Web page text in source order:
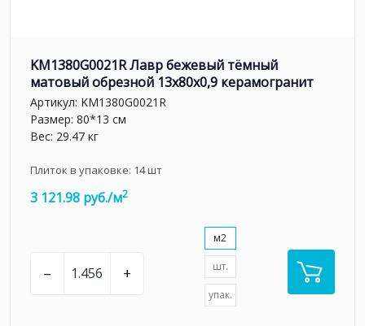
KM1380G0021R Лавр бежевый тёмный
матовый обрезной 13x80x0,9 керамогранит
Артикул: KM1380G0021R
Размер: 80*13 см
Вес: 29.47 кг
Плиток в упаковке: 14шт
3 121.98 руб./м2
– +
м2
шт.
упак.